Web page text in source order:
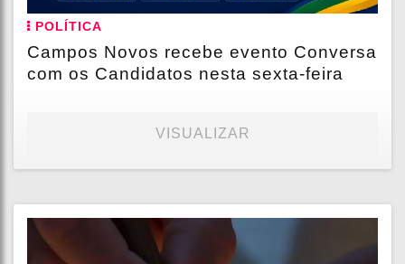
POLÍTICA
Campos Novos recebe evento Conversa
com os Candidatos nesta sexta-feira
VISUALIZAR